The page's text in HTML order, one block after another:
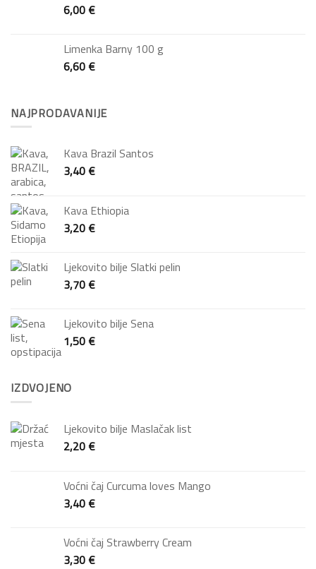
6,00€
Limenka Barny 100 g
6,60€
NAJPRODAVANIJE
Kava Brazil Santos
3,40€
Kava Ethiopia
3,20€
Ljekovito bilje Slatki pelin
3,70€
Ljekovito bilje Sena
1,50€
IZDVOJENO
Ljekovito bilje Maslačak list
2,20€
Voćni čaj Curcuma loves Mango
3,40€
Voćni čaj Strawberry Cream
3,30€